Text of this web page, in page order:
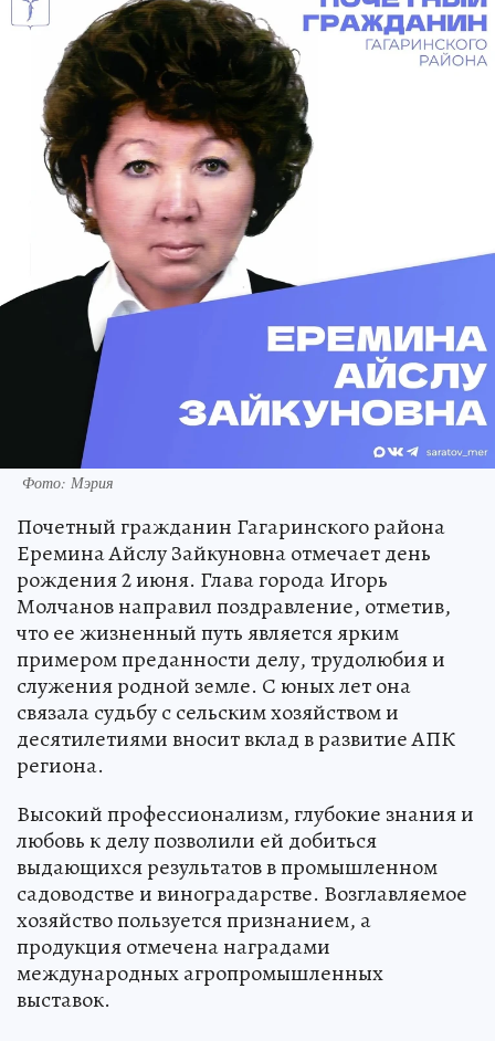
Фото: Мэрия
Почетный гражданин Гагаринского района
Еремина Айслу Зайкуновна отмечает день
рождения 2 июня. Глава города Игорь
Молчанов направил поздравление, отметив,
что ее жизненный путь является ярким
примером преданности делу, трудолюбия и
служения родной земле. С юных лет она
связала судьбу с сельским хозяйством и
десятилетиями вносит вклад в развитие АПК
региона.
Высокий профессионализм, глубокие знания и
любовь к делу позволили ей добиться
выдающихся результатов в промышленном
садоводстве и виноградарстве. Возглавляемое
хозяйство пользуется признанием, а
продукция отмечена наградами
международных агропромышленных
выставок.